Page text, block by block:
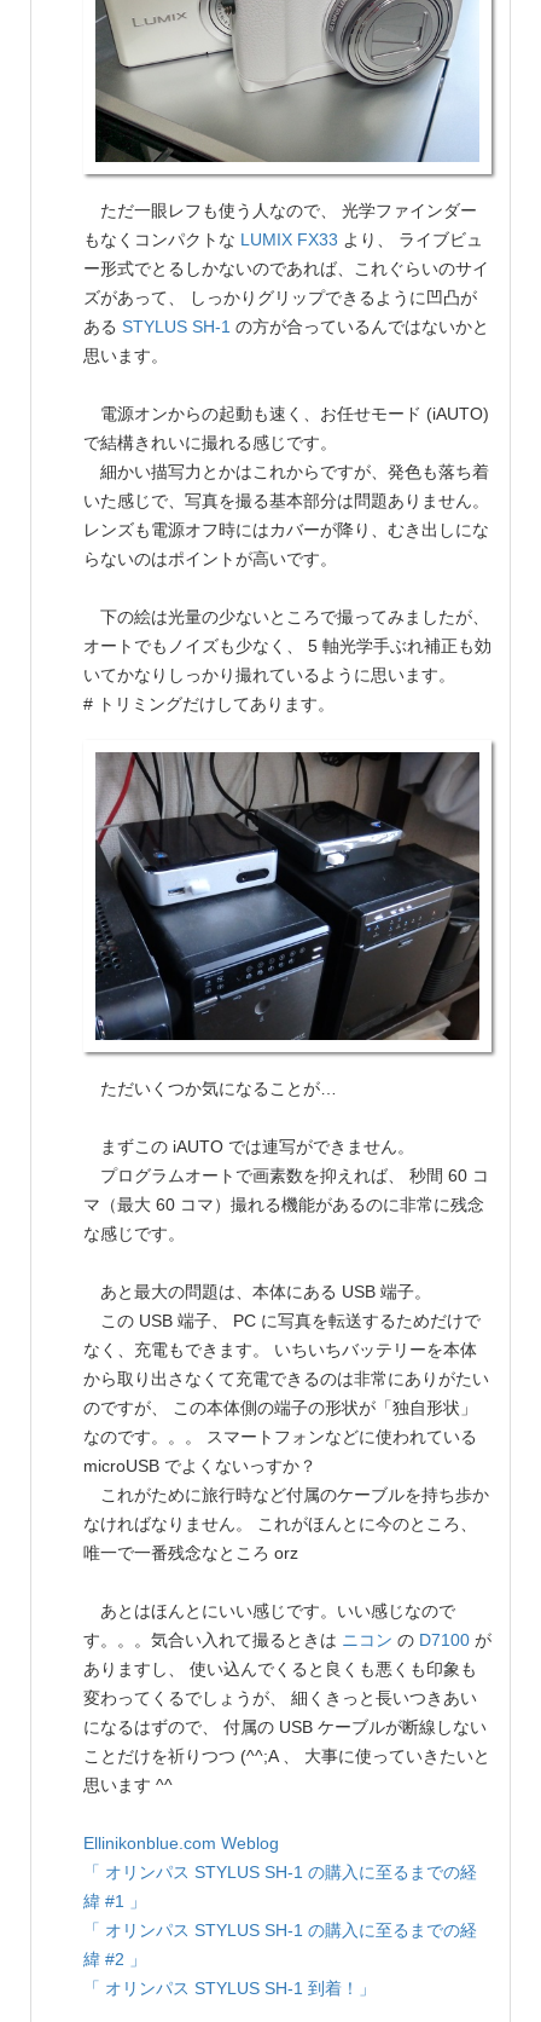
ただ一眼レフも使う人なので、 光学ファインダー
もなくコンパクトな LUMIX FX33 より、 ライブビュ
ー形式でとるしかないのであれば、これぐらいのサイ
ズがあって、 しっかりグリップできるように凹凸が
ある STYLUS SH-1 の方が合っているんではないかと
思います。
電源オンからの起動も速く、お任せモード (iAUTO)
で結構きれいに撮れる感じです。
細かい描写力とかはこれからですが、発色も落ち着
いた感じで、写真を撮る基本部分は問題ありません。
レンズも電源オフ時にはカバーが降り、むき出しにな
らないのはポイントが高いです。
下の絵は光量の少ないところで撮ってみましたが、
オートでもノイズも少なく、 5 軸光学手ぶれ補正も効
いてかなりしっかり撮れているように思います。
# トリミングだけしてあります。
ただいくつか気になることが…
まずこの iAUTO では連写ができません。
プログラムオートで画素数を抑えれば、 秒間 60 コ
マ（最大 60 コマ）撮れる機能があるのに非常に残念
な感じです。
あと最大の問題は、本体にある USB 端子。
この USB 端子、 PC に写真を転送するためだけで
なく、充電もできます。 いちいちバッテリーを本体
から取り出さなくて充電できるのは非常にありがたい
のですが、 この本体側の端子の形状が「独自形状」
なのです。。。 スマートフォンなどに使われている
microUSB でよくないっすか？
これがために旅行時など付属のケーブルを持ち歩か
なければなりません。 これがほんとに今のところ、
唯一で一番残念なところ orz
あとはほんとにいい感じです。いい感じなので
す。。。気合い入れて撮るときは ニコン の D7100 が
ありますし、 使い込んでくると良くも悪くも印象も
変わってくるでしょうが、 細くきっと長いつきあい
になるはずので、 付属の USB ケーブルが断線しない
ことだけを祈りつつ (^^;A 、 大事に使っていきたいと
思います ^^
Ellinikonblue.com Weblog
「 オリンパス STYLUS SH-1 の購入に至るまでの経
緯 #1 」
「 オリンパス STYLUS SH-1 の購入に至るまでの経
緯 #2 」
「 オリンパス STYLUS SH-1 到着！」